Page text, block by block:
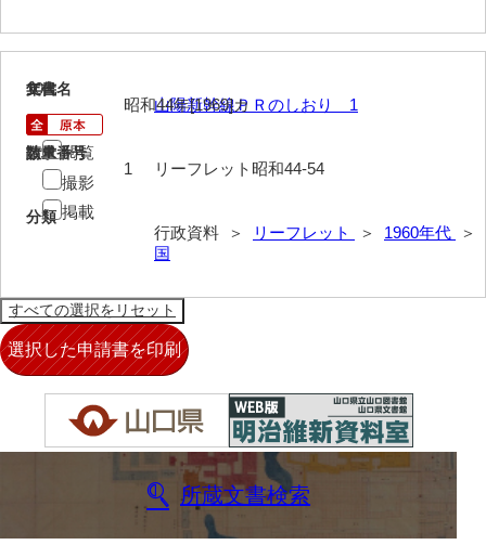
10
文書名
山陽新幹線ＰＲのしおり 1
請求番号
リーフレット昭和44-54
分類
行政資料 ＞ リーフレット ＞ 1960年代
＞
国
年代
昭和44年[1969]カ
数量
1
閲覧
撮影
掲載
所蔵文書検索